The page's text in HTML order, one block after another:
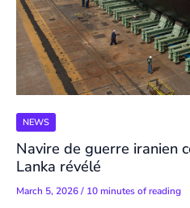
NEWS
Navire de guerre iranien
Lanka révélé
March 5, 2026/ 10 minutes of reading